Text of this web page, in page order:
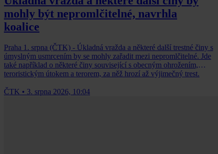
mohly být nepromlčitelné, navrhla
koalice
Praha 1. srpna (ČTK) - Úkladná vražda a některé další trestné činy s
úmyslným usmrcením by se mohly zařadit mezi nepromlčitelné. Jde
také například o některé činy související s obecným ohrožením,
teroristickým útokem a terorem, za něž hrozí až výjimečný trest.
ČTK • 3. srpna 2026, 10:04